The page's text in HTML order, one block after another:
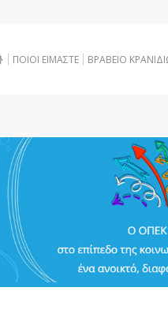
ΠΟΙΟΙ ΕΙΜΑΣΤΕ ΒΡΑΒΕΙΟ